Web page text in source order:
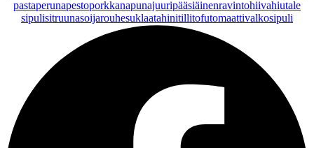
pastaperunapestoporkkanapunajuuripääsiäinenravintohiivahiutale
sipulisitruunasoijarouhesuklaatahinitillitofutomaattivalkosipuli